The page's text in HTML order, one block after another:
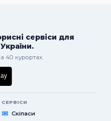
сервіси для
40 курортах.
СЕРВІСИ
Скіпаси